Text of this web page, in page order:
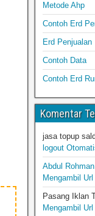
Metode Ahp
Contoh Erd
Erd Penjualan
Contoh Data
Contoh Erd
Komentar
jasa topup
logout
Abdul
Mengambil
Pasang Iklan
Mengambil